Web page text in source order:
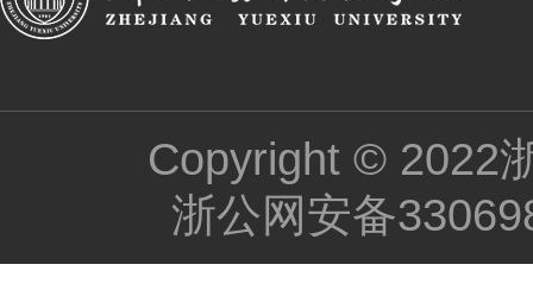
Copyright ©️ 2022
浙公网安备